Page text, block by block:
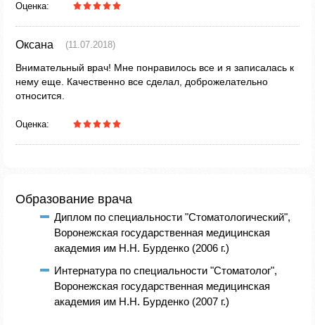
Оценка:
Оксана (11.07.2018)
Внимательный врач! Мне понравилось все и я записалась к
нему еще. Качественно все сделал, доброжелательно
относится.
Оценка:
Образование врача
Диплом по специальности "Стоматологический",
Воронежская государственная медицинская
академия им Н.Н. Бурденко (2006 г.)
Интернатура по специальности "Стоматолог",
Воронежская государственная медицинская
академия им Н.Н. Бурденко (2007 г.)